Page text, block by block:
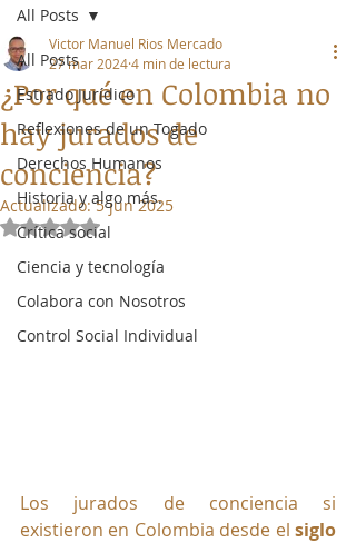
All Posts
Estrado Jurídico
Reflexiones de un Togado
Derechos Humanos
Historia y algo más.
Crítica social
Ciencia y tecnología
Colabora con Nosotros
Control Social Individual
All Posts
¿Por qué en Colombia no
hay jurados de
conciencia?
Victor Manuel Rios Mercado
27 mar 20244 min de lectura
Actualizado:5 jun 2025
Obtuvo NaN de 5 estrellas.
Los jurados de conciencia si
existieron en Colombia desde el siglo